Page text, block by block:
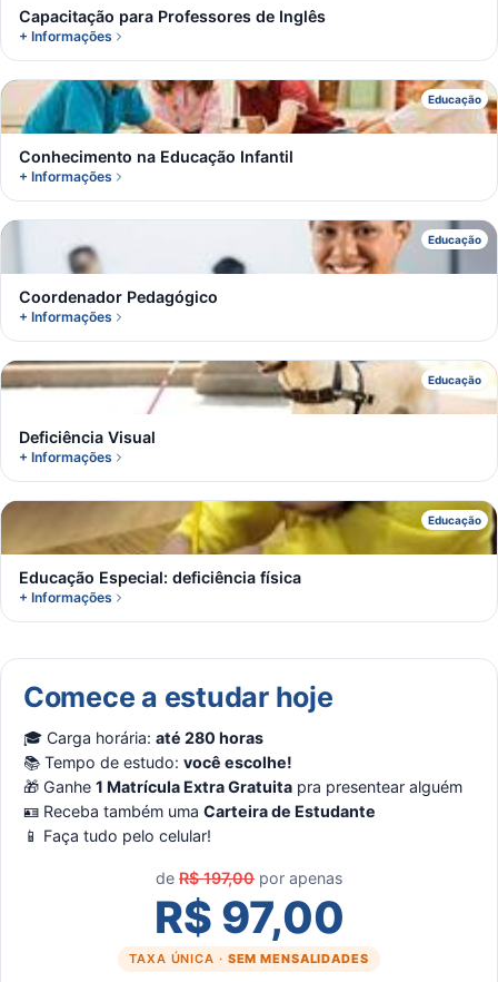
Capacitação para Professores de Inglês
+ Informações
Educação
C
Conhecimento na Educação Infantil
+ Informações
Educação
C
Coordenador Pedagógico
+ Informações
Educação
D
Deficiência Visual
+ Informações
Educação
E
Educação Especial: deficiência física
+ Informações
Comece a estudar hoje
🎓 Carga horária: até 280 horas
📚 Tempo de estudo: você escolhe!
🎁 Ganhe 1 Matrícula Extra Gratuita pra presentear alguém
🪪 Receba também uma Carteira de Estudante
📱 Faça tudo pelo celular!
de R$ 197,00 por apenas
R$ 97,00
TAXA ÚNICA · SEM MENSALIDADES